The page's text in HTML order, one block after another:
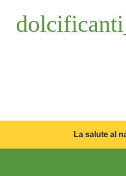
La salute al